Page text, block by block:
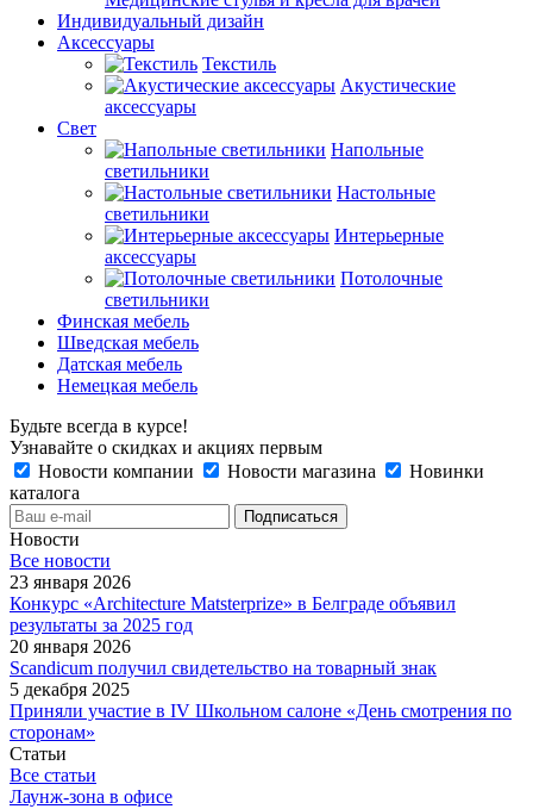
Индивидуальный дизайн
Аксессуары
Текстиль
Акустические
аксессуары
Свет
Напольные
светильники
Настольные
светильники
Интерьерные
аксессуары
Потолочные
светильники
Финская мебель
Шведская мебель
Датская мебель
Немецкая мебель
Будьте всегда в курсе!
Узнавайте о скидках и акциях первым
Новости компании
Новости магазина
Новинки
каталога
Новости
Все новости
23 января 2026
Конкурс «Architecture Matsterprize» в Белграде объявил
результаты за 2025 год
20 января 2026
Scandicum получил свидетельство на товарный знак
5 декабря 2025
Приняли участие в IV Школьном салоне «День смотрения по
сторонам»
Статьи
Все статьи
Лаунж-зона в офисе